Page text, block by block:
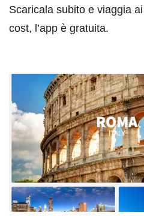
Scaricala subito e viaggia
cost, l’app è gratuita.